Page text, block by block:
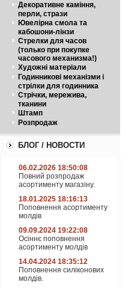
Декоративне каміння,
перли, стрази
Ювелірна смола та
кабошони-лінзи
Стрелки для часов
(только при покупке
часового механизма!)
Художні матеріали
Годинникові механізми і
стрілки для годинника
Стрічки, мережива,
тканини
Штамп
Розпродаж
БЛОГ / НОВОСТИ
06.02.2026 18:50:08
Повний розпродаж
асортименту магазіну.
18.01.2025 18:16:13
Поповнення асортименту
молдів
09.09.2024 19:22:08
Осіннє поповнення
асортименту молдів
14.04.2024 18:35:12
Поповнення силіконових
молдів.